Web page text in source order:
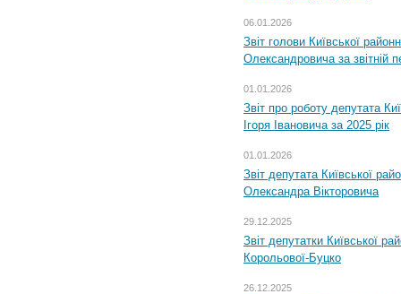
06.01.2026
Звіт голови Київської
Олександровича за звітній
01.01.2026
Звіт про роботу депутата
Ігоря Івановича за 2025 рік
01.01.2026
Звіт депутата Київської
Олександра Вікторовича
29.12.2025
Звіт депутатки Київської
Корольової-Буцко
26.12.2025